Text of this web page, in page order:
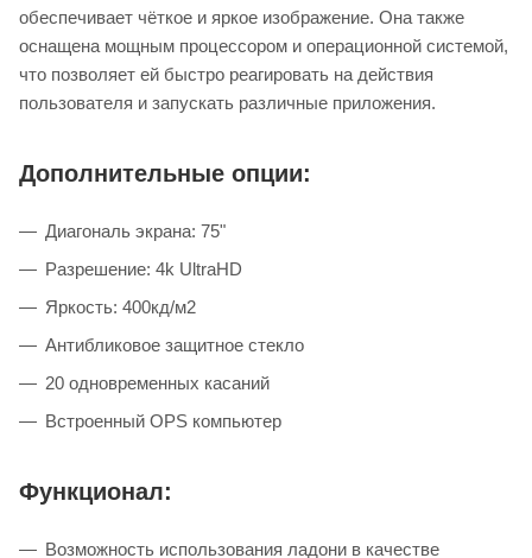
обеспечивает чёткое и яркое изображение. Она также
оснащена мощным процессором и операционной системой,
что позволяет ей быстро реагировать на действия
пользователя и запускать различные приложения.
Дополнительные опции:
Диагональ экрана: 75"
Разрешение: 4k UltraHD
Яркость: 400кд/м2
Антибликовое защитное стекло
20 одновременных касаний
Встроенный OPS компьютер
Функционал:
Возможность использования ладони в качестве